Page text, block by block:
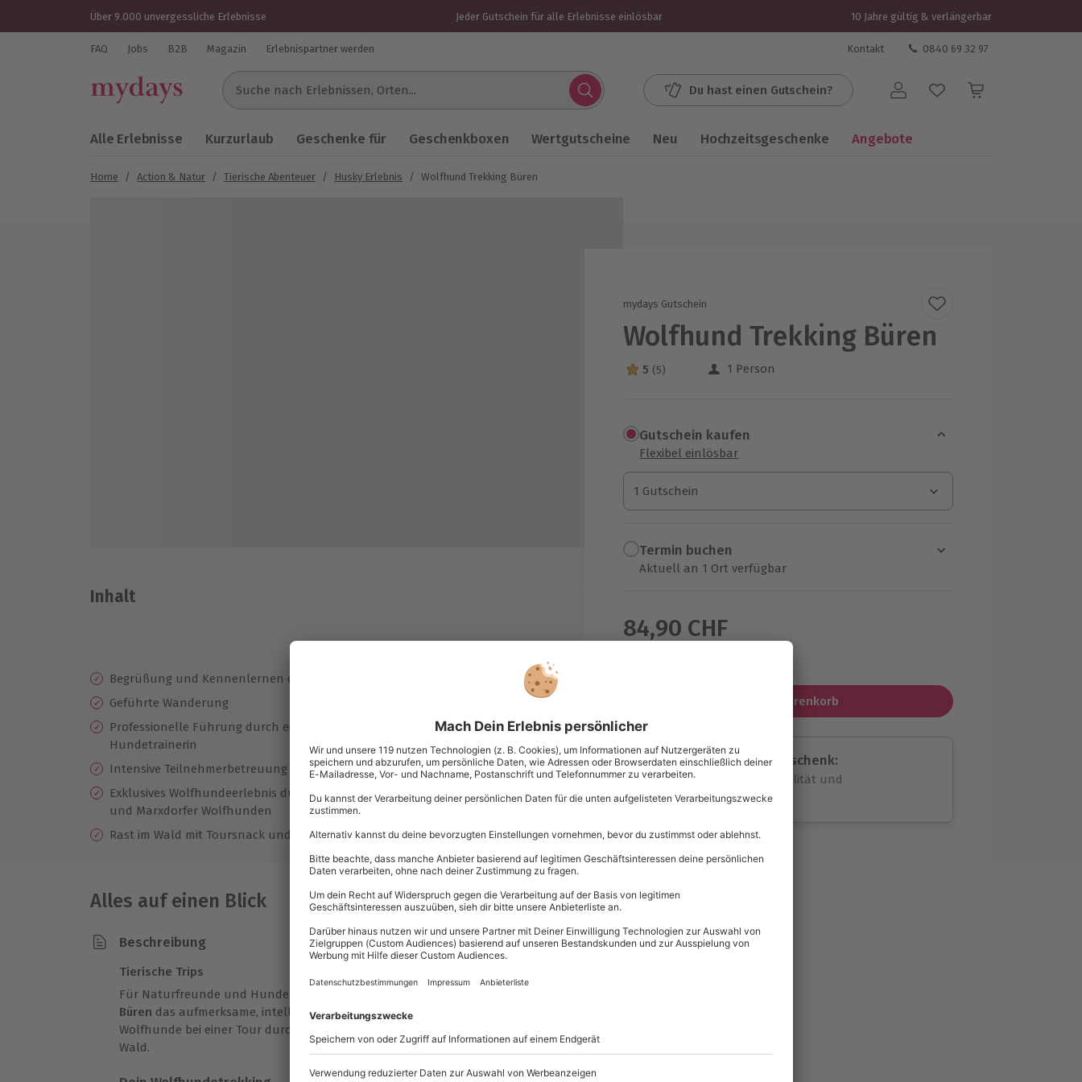
Über 9.000 unvergessliche Erlebnisse Jeder Gutschein für alle Erlebnisse einlösbar 10 Jahre gültig & verlängerbar
FAQ Jobs B2B Magazin Erlebnispartner werden Kontakt 0840 69 32 97
Suche nach Erlebnissen...
Du hast einen Gutschein? Benutzerkonto
Alle Erlebnisse Kurzurlaub Geschenke für Geschenkboxen Wertgutscheine Neu Hochzeitsgeschenke Angebote
Home / Action & Natur / Tierische Abenteuer / Husky Erlebnis / Wolfhund Trekking Büren
mydays Gutschein
Wolfhund Trekking Büren
5 Sterne von 5 aus 5 Bewertungen
5 (5) 1 Person
Gutschein kaufen
Flexibel einlösbar
1 Gutschein
1 Gutschein
1 Gutschein
Termin buchen
Aktuell an 1 Ort verfügbar
84,90 CHF
In den Warenkorb
Immer das passende Geschenk:
Große Auswahl, volle Flexibilität und
maximale Sicherheit
Über 9.000 unvergessliche
Erlebnisse.
Jeder Gutschein für alle Erlebnisse
Maximale Sicherheit
10 Jahre gültig & verlängerbar.
Inhalt
Begrüßung und Kennenlernen der Hunde
Geführte Wanderung
Professionelle Führung durch eine ausgebildete Wanderführerin und
Hundetrainerin
Intensive Teilnehmerbetreuung durch kleine Gruppe
Exklusives Wolfhundeerlebnis durch ein Dog-Team aus max. sechs Saarloos-
und Marxdorfer Wolfhunden
Rast im Wald mit Toursnack und Erfrischungsgetränk
Alles auf einen Blick
Beschreibung
Tierische Trips
Für Naturfreunde und Hundeliebhaber: Entdecke beim
Büren das aufmerksame, intelligente und liebenswerte Wesen der
Wolfhunde bei einer Tour durch die Landschaft des Naturparks Teutoburger
Wald.